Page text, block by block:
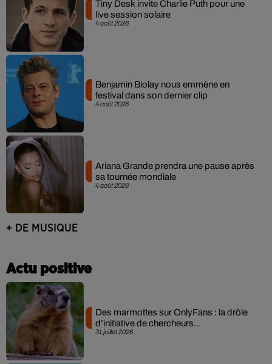
4 août 2026
Tiny Desk invite Charlie Puth pour une
live session solaire
4 août 2026
Benjamin Biolay nous emmène en
festival dans son dernier clip
4 août 2026
Ariana Grande prendra une pause après
sa tournée mondiale
+ DE MUSIQUE
Actu positive
31 juillet 2026
Des marmottes sur OnlyFans : la drôle
d’initiative de chercheurs...